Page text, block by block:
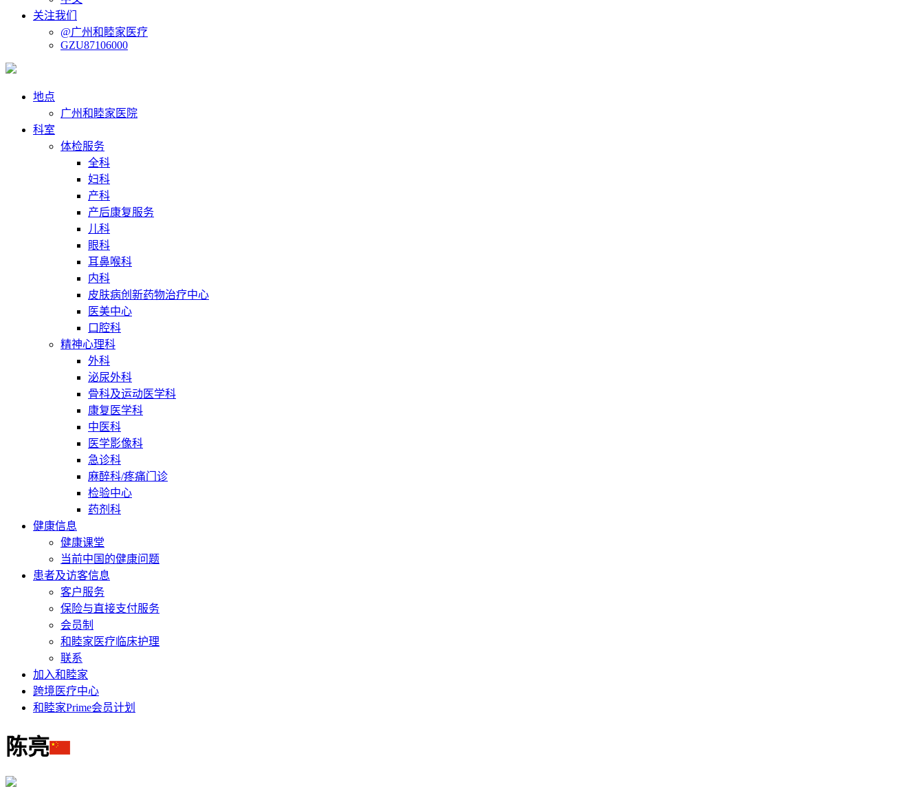
关注我们
@广州和睦家医疗
GZU87106000
地点
广州和睦家医院
科室
体检服务
全科
妇科
产科
产后康复服务
儿科
眼科
耳鼻喉科
内科
皮肤病创新药物治疗中心
医美中心
口腔科
精神心理科
外科
泌尿外科
骨科及运动医学科
康复医学科
中医科
医学影像科
急诊科
麻醉科/疼痛门诊
检验中心
药剂科
健康信息
健康课堂
当前中国的健康问题
患者及访客信息
客户服务
保险与直接支付服务
会员制
和睦家医疗临床护理
联系
加入和睦家
跨境医疗中心
和睦家Prime会员计划
陈亮